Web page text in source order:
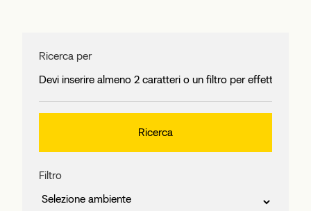
Ricerca per
Filtro